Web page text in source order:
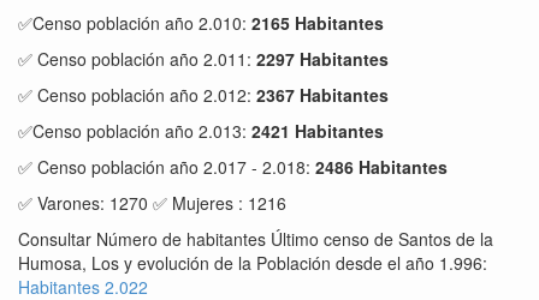
✅Censo población año 2.010: 2165 Habitantes
✅ Censo población año 2.011: 2297 Habitantes
✅ Censo población año 2.012: 2367 Habitantes
✅Censo población año 2.013: 2421 Habitantes
✅ Censo población año 2.017 - 2.018: 2486 Habitantes
✅ Varones: 1270 ✅ Mujeres : 1216
Consultar Número de habitantes Último censo de Santos de la
Humosa, Los y evolución de la Población desde el año 1.996:
Habitantes 2.022